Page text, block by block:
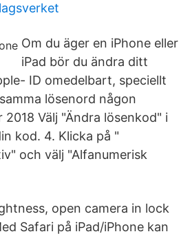
Om du äger en iPhone eller
iPad bör du ändra ditt
ID omedelbart, speciellt
lösenord någon
2018 Välj "Ändra lösenkod" i
kod. 4. Klicka på "
och välj "Alfanumerisk
open camera in lock
Safari på iPad/iPhone kan